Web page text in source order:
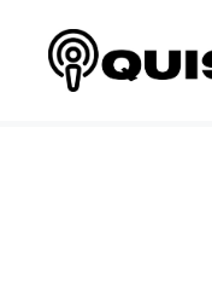
contenido